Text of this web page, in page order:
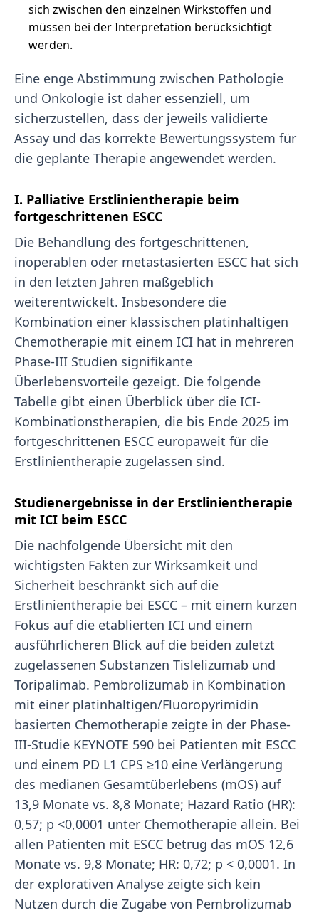
sich zwischen den einzelnen Wirkstoffen und
müssen bei der Interpretation berücksichtigt
werden.
Eine enge Abstimmung zwischen Pathologie
und Onkologie ist daher essenziell, um
sicherzustellen, dass der jeweils validierte
Assay und das korrekte Bewertungssystem für
die geplante Therapie angewendet werden.
I. Palliative Erstlinientherapie beim
fortgeschrittenen ESCC
Die Behandlung des fortgeschrittenen,
inoperablen oder metastasierten ESCC hat sich
in den letzten Jahren maßgeblich
weiterentwickelt. Insbesondere die
Kombination einer klassischen platinhaltigen
Chemotherapie mit einem ICI hat in mehreren
Phase-III Studien signifikante
Überlebensvorteile gezeigt. Die folgende
Tabelle gibt einen Überblick über die ICI-
Kombinationstherapien, die bis Ende 2025 im
fortgeschrittenen ESCC europaweit für die
Erstlinientherapie zugelassen sind.
Studienergebnisse in der Erstlinientherapie
mit ICI beim ESCC
Die nachfolgende Übersicht mit den
wichtigsten Fakten zur Wirksamkeit und
Sicherheit beschränkt sich auf die
Erstlinientherapie bei ESCC – mit einem kurzen
Fokus auf die etablierten ICI und einem
ausführlicheren Blick auf die beiden zuletzt
zugelassenen Substanzen Tislelizumab und
Toripalimab. Pembrolizumab in Kombination
mit einer platinhaltigen/Fluoropyrimidin
basierten Chemotherapie zeigte in der Phase-
III-Studie KEYNOTE 590 bei Patienten mit ESCC
und einem PD L1 CPS ≥10 eine Verlängerung
des medianen Gesamtüberlebens (mOS) auf
13,9 Monate vs. 8,8 Monate; Hazard Ratio (HR):
0,57; p <0,0001 unter Chemotherapie allein. Bei
allen Patienten mit ESCC betrug das mOS 12,6
Monate vs. 9,8 Monate; HR: 0,72; p < 0,0001. In
der explorativen Analyse zeigte sich kein
Nutzen durch die Zugabe von Pembrolizumab